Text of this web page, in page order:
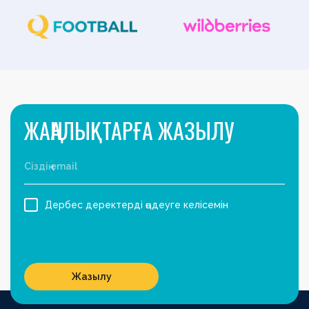
ЖАҢАЛЫҚТАРҒА ЖАЗЫЛУ
Дербес деректерді өңдеуге келісемін
Жазылу